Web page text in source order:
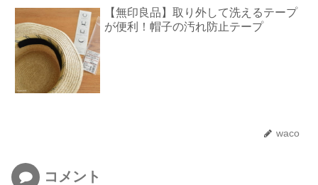
【無印良品】取り外して洗えるテープ
が便利！帽子の汚れ防止テープ
waco
コメント